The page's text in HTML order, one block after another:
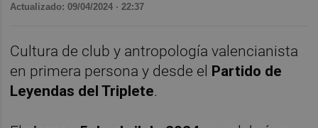
Actualizado: 09/04/2024 · 22:37
Cultura de club y antropología valencianista
en primera persona y desde el Partido de
Leyendas del Triplete.